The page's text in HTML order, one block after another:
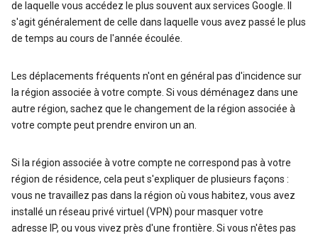
de laquelle vous accédez le plus souvent aux services Google. Il
s'agit généralement de celle dans laquelle vous avez passé le plus
de temps au cours de l'année écoulée.
Les déplacements fréquents n'ont en général pas d'incidence sur
la région associée à votre compte. Si vous déménagez dans une
autre région, sachez que le changement de la région associée à
votre compte peut prendre environ un an.
Si la région associée à votre compte ne correspond pas à votre
région de résidence, cela peut s'expliquer de plusieurs façons :
vous ne travaillez pas dans la région où vous habitez, vous avez
installé un réseau privé virtuel (VPN) pour masquer votre
adresse IP, ou vous vivez près d'une frontière. Si vous n'êtes pas